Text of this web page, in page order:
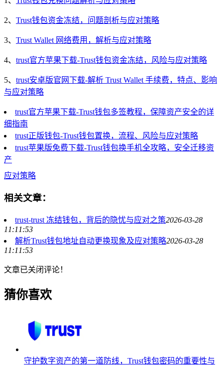
2、 Trust钱包资金冻结，问题剖析与应对策略
3、 Trust Wallet 网络费用，解析与应对策略
4、 trust官方苹果下载-Trust钱包资金冻结，风险与应对策略
5、 trust安卓版官网下载-解析 Trust Wallet 手续费，特点、影响
与应对策略
trust官方苹果下载-Trust钱包多签教程，保障资产安全的详
细指南
trust正版钱包-Trust钱包置换，流程、风险与应对策略
trust苹果版免费下载-Trust钱包换手机全攻略，安全迁移资
产
应对策略
相关文章：
trust-trust 冻结钱包，背后的隐忧与应对之策2026-03-28
11:11:53
解析Trust钱包地址自动更换现象及应对策略2026-03-28
11:11:53
文章已关闭评论！
猜你喜欢
守护数字资产的第一道防线，Trust钱包密码的重要性与